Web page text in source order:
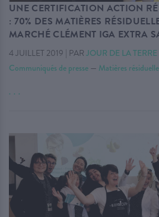
UNE CERTIFICATION ACTION
: 70% DES MATIÈRES
MARCHÉ CLÉMENT IGA EXTRA
4 JUILLET 2019 | PAR JOUR DE LA
Communiqués de presse — Matières
. . .